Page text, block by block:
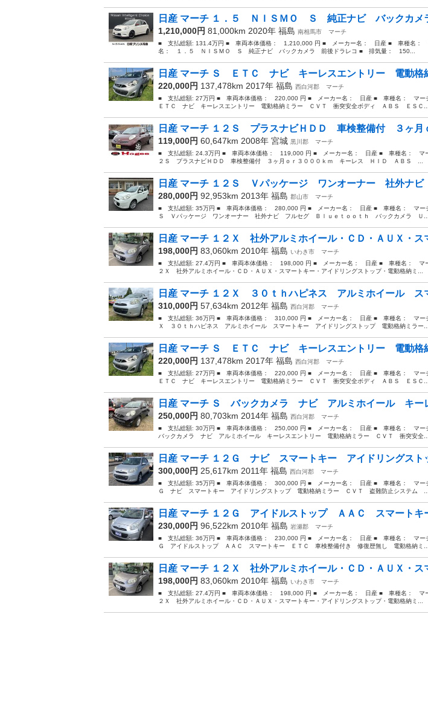
日産 マーチ １．５ ＮＩＳＭＯ Ｓ 純正ナビ バックカ
1,210,000円 81,000km 2020年 福島 南相馬市
マーチ
■ 支払総額: 131.4万円 ■ 車両本体価格： 1,210,000 円 ■ メーカー名： 日産 ■ 車種名：
名： １．５ ＮＩＳＭＯ Ｓ 純正ナビ バックカメラ 前後ドラレコ ■ 排気量： 150...
日産 マーチ Ｓ ＥＴＣ ナビ キーレスエントリー 電動格
220,000円 137,478km 2017年 福島 西白河郡
マーチ
■ 支払総額: 27万円 ■ 車両本体価格： 220,000 円 ■ メーカー名： 日産 ■ 車種名： マ
ＥＴＣ ナビ キーレスエントリー 電動格納ミラー ＣＶＴ 衝突安全ボディ ＡＢＳ ＥＳＣ...
日産 マーチ １２Ｓ プラスナビＨＤＤ 車検整備付 ３ヶ月
119,000円 60,647km 2008年 宮城 黒川郡
マーチ
■ 支払総額: 24.3万円 ■ 車両本体価格： 119,000 円 ■ メーカー名： 日産 ■ 車種名： マ
２Ｓ プラスナビＨＤＤ 車検整備付 ３ヶ月ｏｒ３０００ｋｍ キーレス ＨＩＤ ＡＢＳ ...
日産 マーチ １２Ｓ Ｖパッケージ ワンオーナー 社外ナ
280,000円 92,953km 2013年 福島 郡山市
マーチ
■ 支払総額: 35万円 ■ 車両本体価格： 280,000 円 ■ メーカー名： 日産 ■ 車種名： マー
Ｓ Ｖパッケージ ワンオーナー 社外ナビ フルセグ Ｂｌｕｅｔｏｏｔｈ バックカメラ Ｕ...
日産 マーチ １２Ｘ 社外アルミホイール・ＣＤ・ＡＵＸ・ス
198,000円 83,060km 2010年 福島 いわき市
マーチ
■ 支払総額: 27.4万円 ■ 車両本体価格： 198,000 円 ■ メーカー名： 日産 ■ 車種名： マ
２Ｘ 社外アルミホイール・ＣＤ・ＡＵＸ・スマートキー・アイドリングストップ・電動格納ミ...
日産 マーチ １２Ｘ ３０ｔｈハピネス アルミホイール ス
310,000円 57,634km 2012年 福島 西白河郡
マーチ
■ 支払総額: 36万円 ■ 車両本体価格： 310,000 円 ■ メーカー名： 日産 ■ 車種名： マー
Ｘ ３０ｔｈハピネス アルミホイール スマートキー アイドリングストップ 電動格納ミラー...
日産 マーチ Ｓ ＥＴＣ ナビ キーレスエントリー 電動格
220,000円 137,478km 2017年 福島 西白河郡
マーチ
■ 支払総額: 27万円 ■ 車両本体価格： 220,000 円 ■ メーカー名： 日産 ■ 車種名： マ
ＥＴＣ ナビ キーレスエントリー 電動格納ミラー ＣＶＴ 衝突安全ボディ ＡＢＳ ＥＳＣ...
日産 マーチ Ｓ バックカメラ ナビ アルミホイール キー
250,000円 80,703km 2014年 福島 西白河郡
マーチ
■ 支払総額: 30万円 ■ 車両本体価格： 250,000 円 ■ メーカー名： 日産 ■ 車種名： マ
バックカメラ ナビ アルミホイール キーレスエントリー 電動格納ミラー ＣＶＴ 衝突安全...
日産 マーチ １２Ｇ ナビ スマートキー アイドリングス
300,000円 25,617km 2011年 福島 西白河郡
マーチ
■ 支払総額: 35万円 ■ 車両本体価格： 300,000 円 ■ メーカー名： 日産 ■ 車種名： マー
Ｇ ナビ スマートキー アイドリングストップ 電動格納ミラー ＣＶＴ 盗難防止システム ...
日産 マーチ １２Ｇ アイドルストップ ＡＡＣ スマート
230,000円 96,522km 2010年 福島 岩瀬郡
マーチ
■ 支払総額: 36万円 ■ 車両本体価格： 230,000 円 ■ メーカー名： 日産 ■ 車種名： マー
Ｇ アイドルストップ ＡＡＣ スマートキー ＥＴＣ 車検整備付き 修復歴無し 電動格納ミ...
日産 マーチ １２Ｘ 社外アルミホイール・ＣＤ・ＡＵＸ・ス
198,000円 83,060km 2010年 福島 いわき市
マーチ
■ 支払総額: 27.4万円 ■ 車両本体価格： 198,000 円 ■ メーカー名： 日産 ■ 車種名： マ
２Ｘ 社外アルミホイール・ＣＤ・ＡＵＸ・スマートキー・アイドリングストップ・電動格納ミ...